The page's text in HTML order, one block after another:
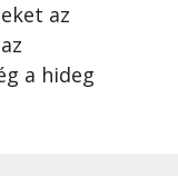
az
a hideg